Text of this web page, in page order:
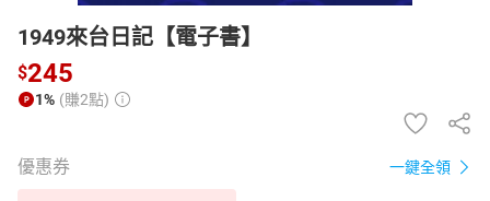
1949來台日記【電子書】
$245
1% (賺2點)
優惠券 一鍵全領